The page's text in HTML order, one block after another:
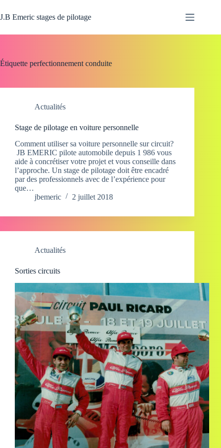
au
contenu
J.B Emeric stages de pilotage
Étiquette perfectionnement conduite
Actualités
Stage de pilotage en voiture personnelle
Comment utiliser sa voiture personnelle sur circuit?
JB EMERIC pilote automobile depuis 1 986 vous
aide à concrétiser votre projet et vous conseille dans
l’approche. Un stage de pilotage doit être encadré
par des professionnels avec de l’expérience pour
que…
jbemeric
2 juillet 2018
Actualités
Sorties circuits